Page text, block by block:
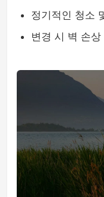
정기적인 청소
변경 시 벽 손상